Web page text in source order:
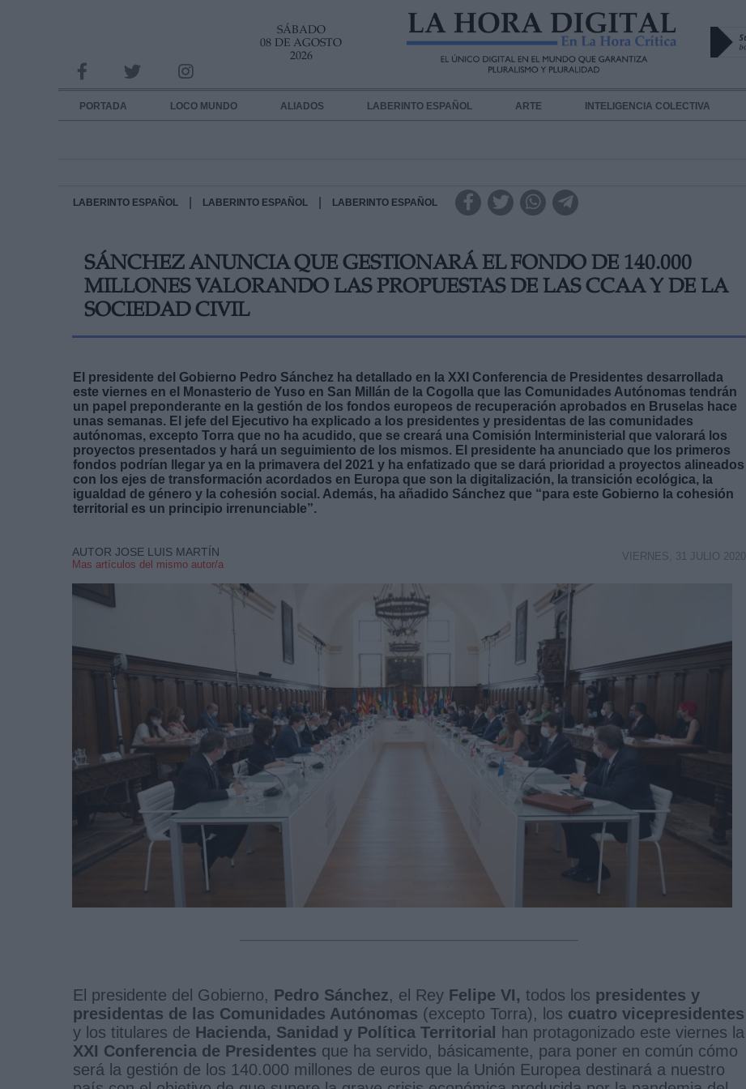
SÁBADO
08 DE AGOSTO
2026
PORTADA LOCO MUNDO ALIADOS LABERINTO ESPAÑOL ARTE INTELIGENCIA COLECTIVA
LABERINTO ESPAÑOL LABERINTO ESPAÑOL LABERINTO ESPAÑOL
SÁNCHEZ ANUNCIA QUE GESTIONARÁ EL FONDO DE 140.000
MILLONES VALORANDO LAS PROPUESTAS DE LAS CCAA Y DE LA
SOCIEDAD CIVIL
El presidente del Gobierno Pedro Sánchez ha detallado en la XXI Conferencia de Presidentes desarrollada
este viernes en el Monasterio de Yuso en San Millán de la Cogolla que las Comunidades Autónomas tendrán
un papel preponderante en la gestión de los fondos europeos de recuperación aprobados en Bruselas hace
unas semanas. El jefe del Ejecutivo ha explicado a los presidentes y presidentas de las comunidades
autónomas, excepto Torra que no ha acudido, que se creará una Comisión Interministerial que valorará los
proyectos presentados y hará un seguimiento de los mismos. El presidente ha anunciado que los primeros
fondos podrían llegar ya en la primavera del 2021 y ha enfatizado que se dará prioridad a proyectos alineados
con los ejes de transformación acordados en Europa que son la digitalización, la transición ecológica, la
igualdad de género y la cohesión social. Además, ha añadido Sánchez que “para este Gobierno la cohesión
territorial es un principio irrenunciable”.
AUTOR JOSE LUIS MARTÍN
Mas artículos del mismo autor/a
VIERNES, 31 JULIO 2020
El presidente del Gobierno, Pedro Sánchez, el Rey Felipe VI, todos los presidentes y
presidentas de las Comunidades Autónomas (excepto Torra), los cuatro vicepresidentes
y los titulares de Hacienda, Sanidad y Política Territorial han protagonizado este viernes la
XXI Conferencia de Presidentes que ha servido, básicamente, para poner en común cómo
será la gestión de los 140.000 millones de euros que la Unión Europea destinará a nuestro
INFORMACION SOBRE LA PROTECCIÓN DE TUS DATOS
Responsable:
Destinatarios:
link
Información adicional
link